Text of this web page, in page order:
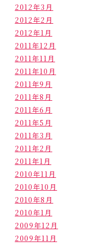
2012年3月
2012年2月
2012年1月
2011年12月
2011年11月
2011年10月
2011年9月
2011年8月
2011年6月
2011年5月
2011年3月
2011年2月
2011年1月
2010年11月
2010年10月
2010年8月
2010年1月
2009年12月
2009年11月